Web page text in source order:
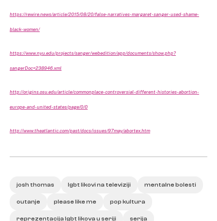
https://rewire.news/article/2015/08/20/false-narratives-margaret-sanger-used-shame-
black-women/
https://www.nyu.edu/projects/sanger/webedition/app/documents/show.php?
sangerDoc=238946.xml
http://origins.osu.edu/article/commonplace-controversial-different-histories-abortion-
europe-and-united-states/page/0/0
http://www.theatlantic.com/past/docs/issues/97may/abortex.htm
josh thomas lgbt likovi na televiziji mentalne bolesti
outanje please like me pop kultura
reprezentacija lgbt likova u seriji serija